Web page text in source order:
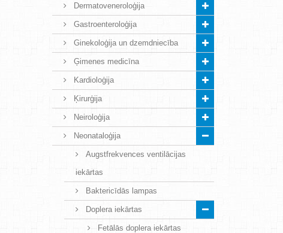
Dermatoveneroloģija
Gastroenteroloģija
Ginekoloģija un dzemdniecība
Ģimenes medicīna
Kardioloģija
Ķirurģija
Neiroloģija
Neonataloģija
Augstfrekvences ventilācijas
iekārtas
Baktericīdās lampas
Doplera iekārtas
Fetālās doplera iekārtas